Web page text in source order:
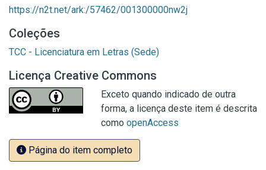
https://n2t.net/ark:/57462/001300000nw2j
Coleções
TCC - Licenciatura em Letras (Sede)
Licença Creative Commons
Exceto quando indicado de outra
forma, a licença deste item é descrita
como openAccess
Página do item completo